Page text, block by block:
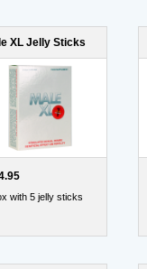
XL Jelly Sticks
with 5 jelly sticks